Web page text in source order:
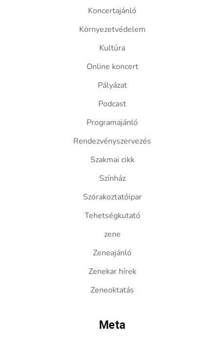
Koncertajánló
Környezetvédelem
Kultúra
Online koncert
Pályázat
Podcast
Programajánló
Rendezvényszervezés
Szakmai cikk
Színház
Szórakoztatóipar
Tehetségkutató
zene
Zeneajánló
Zenekar hírek
Zeneoktatás
Meta